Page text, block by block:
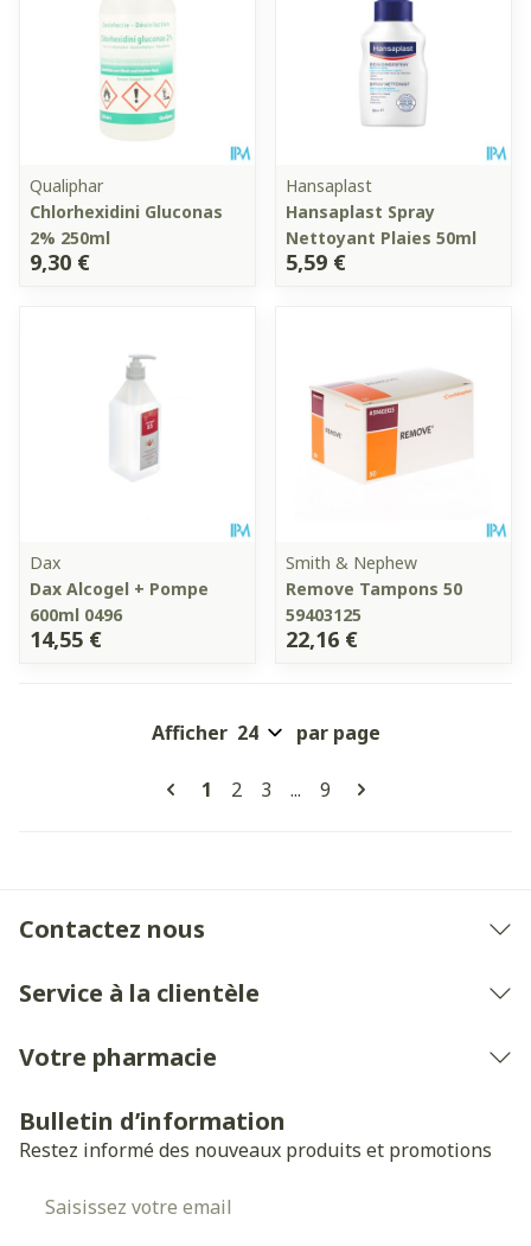
Qualiphar
Chlorhexidini Gluconas
2% 250ml
9,30 €
Hansaplast
Hansaplast Spray
Nettoyant Plaies 50ml
5,59 €
Dax
Dax Alcogel + Pompe
600ml 0496
14,55 €
Smith & Nephew
Remove Tampons 50
59403125
22,16 €
Pages
Vous lisez actuellement la page
1 Page
2 Page
3 ... Page
9
Afficher par page
Contactez nous
Service à la clientèle
Votre pharmacie
Bulletin d’information
Restez informé des nouveaux produits et promotions